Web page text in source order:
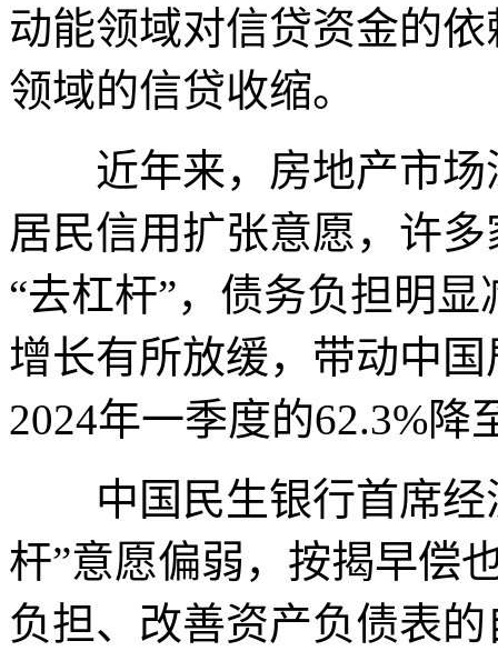
动能领域对信贷资金的
领域的信贷收缩。
近年来，房地产市场
居民信用扩张意愿，许
“去杠杆”，债务负担明
增长有所放缓，带动中
2024年一季度的62.3%降
中国民生银行首席经
杆”意愿偏弱，按揭早偿
负担、改善资产负债表